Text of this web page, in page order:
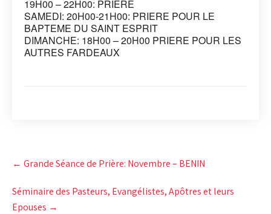
19H00 – 22H00: PRIERE
SAMEDI: 20H00-21H00: PRIERE POUR LE
BAPTEME DU SAINT ESPRIT
DIMANCHE: 18H00 – 20H00 PRIERE POUR LES
AUTRES FARDEAUX
Post
navigation
← Grande Séance de Prière: Novembre – BENIN
Séminaire des Pasteurs, Evangélistes, Apôtres et leurs
Epouses →